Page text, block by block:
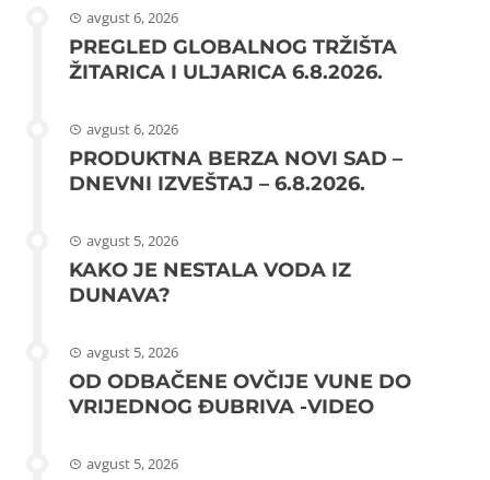
avgust 6, 2026
PREGLED GLOBALNOG TRŽIŠTA
ŽITARICA I ULJARICA 6.8.2026.
avgust 6, 2026
PRODUKTNA BERZA NOVI SAD –
DNEVNI IZVEŠTAJ – 6.8.2026.
avgust 5, 2026
KAKO JE NESTALA VODA IZ
DUNAVA?
avgust 5, 2026
OD ODBAČENE OVČIJE VUNE DO
VRIJEDNOG ĐUBRIVA -VIDEO
avgust 5, 2026